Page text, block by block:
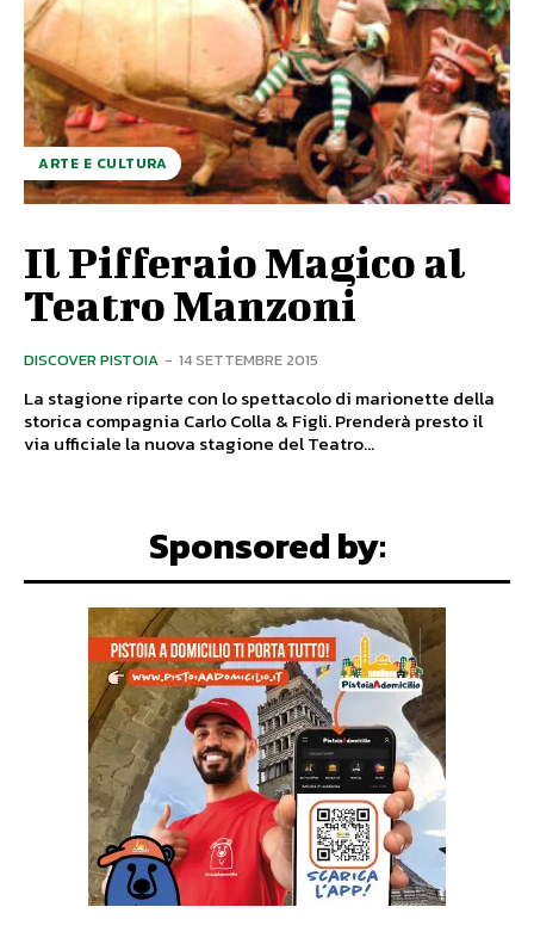
ARTE E CULTURA
Il Pifferaio Magico al
Teatro Manzoni
DISCOVER PISTOIA - 14 SETTEMBRE 2015
La stagione riparte con lo spettacolo di marionette della
storica compagnia Carlo Colla & Figli. Prenderà presto il
via ufficiale la nuova stagione del Teatro...
Sponsored by: